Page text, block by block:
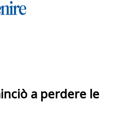
a perdere le